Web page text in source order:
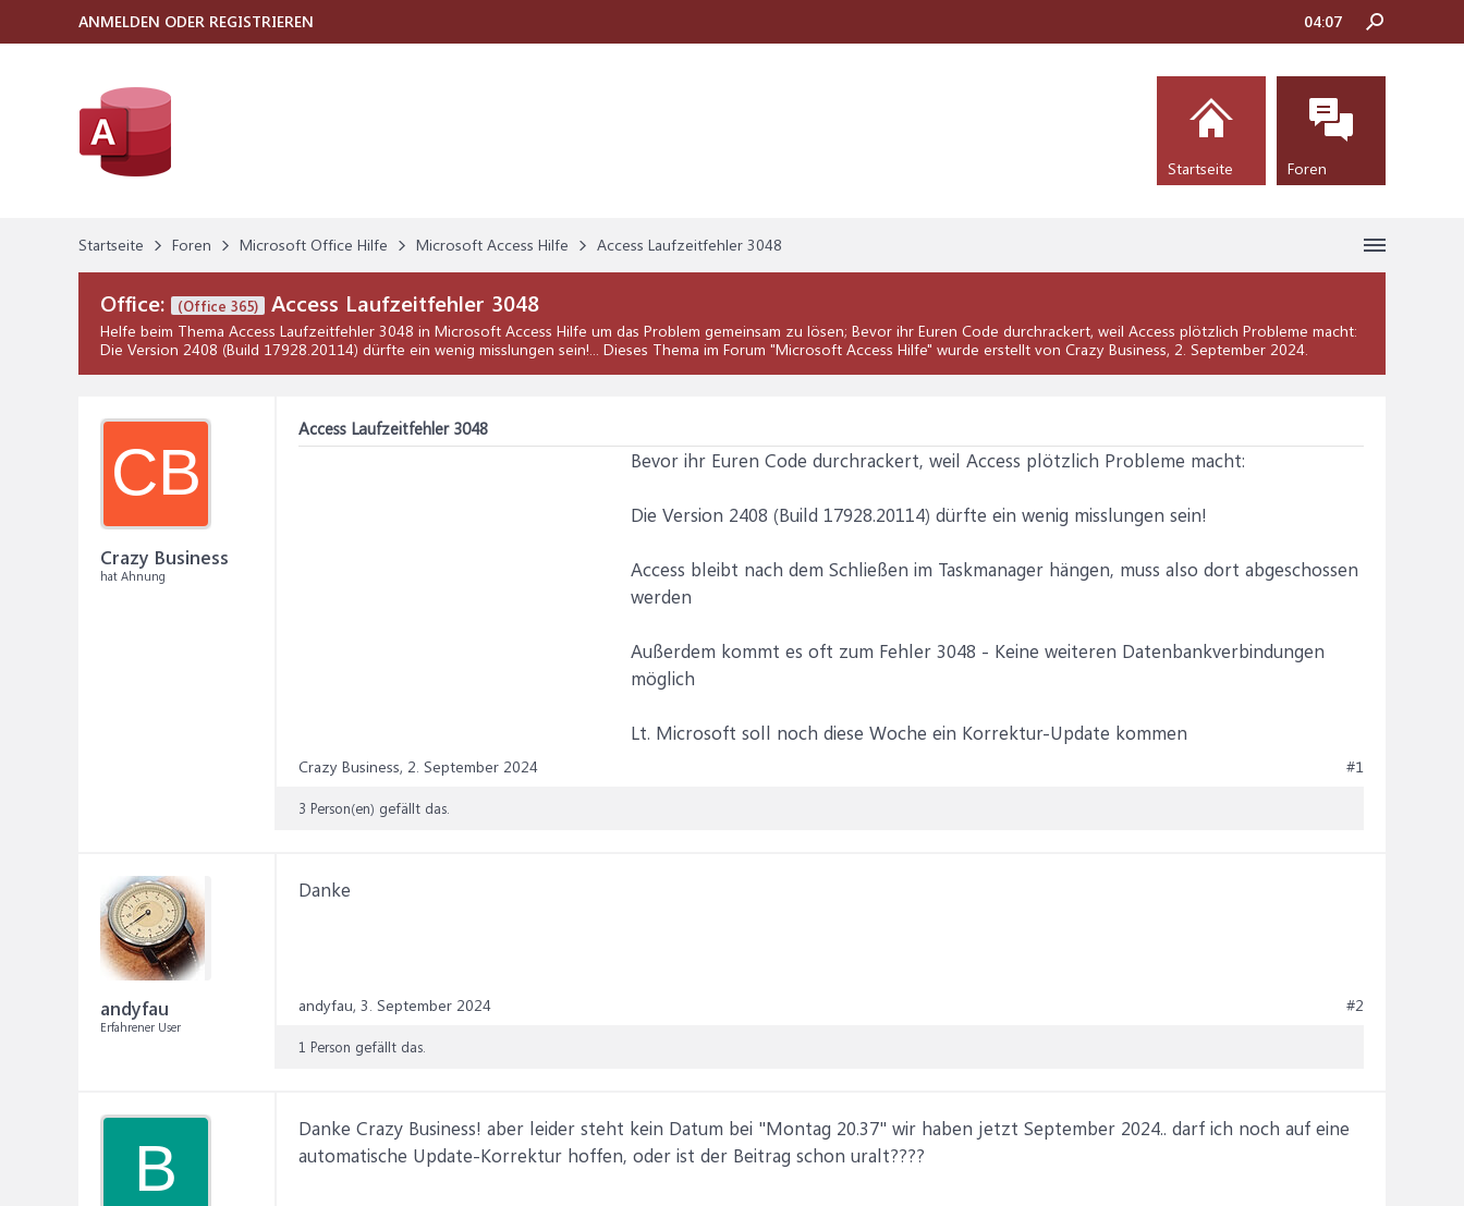
Startseite Foren Microsoft Office Hilfe Microsoft Access Hilfe Access Laufzeitfehler 3048
Office: (Office 365) Access Laufzeitfehler 3048
Helfe beim Thema Access Laufzeitfehler 3048 in Microsoft Access Hilfe um das Problem gemeinsam zu lösen; Bevor ihr Euren Code durchrackert, weil Access plötzlich Probleme macht:
Die Version 2408 (Build 17928.20114) dürfte ein wenig misslungen sein!... Dieses Thema im Forum "Microsoft Access Hilfe" wurde erstellt von Crazy Business, 2. September 2024.
CB
Crazy Business
hat Ahnung
Access Laufzeitfehler 3048
Bevor ihr Euren Code durchrackert, weil Access plötzlich Probleme macht:
Die Version 2408 (Build 17928.20114) dürfte ein wenig misslungen sein!
Access bleibt nach dem Schließen im Taskmanager hängen, muss also dort abgeschossen
werden
Außerdem kommt es oft zum Fehler 3048 - Keine weiteren Datenbankverbindungen
möglich
Lt. Microsoft soll noch diese Woche ein Korrektur-Update kommen
Crazy Business, 2. September 2024 #1
3 Person(en) gefällt das.
andyfau
Erfahrener User
Danke
andyfau, 3. September 2024 #2
1 Person gefällt das.
B
Danke Crazy Business! aber leider steht kein Datum bei "Montag 20.37" wir haben jetzt September 2024.. darf ich noch auf eine
automatische Update-Korrektur hoffen, oder ist der Beitrag schon uralt????
ANMELDEN ODER REGISTRIEREN 04:07
Startseite Foren